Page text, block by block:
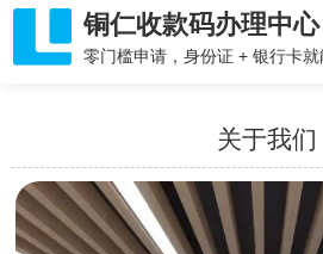
铜仁收款码办理中心
零门槛申请，身份证 + 银行卡就
关于我们